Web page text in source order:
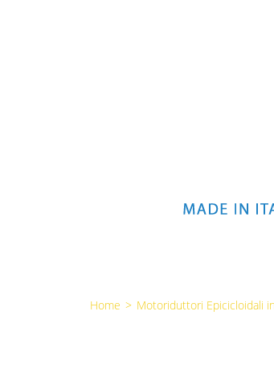
Home > Motoriduttori Epicicloidali